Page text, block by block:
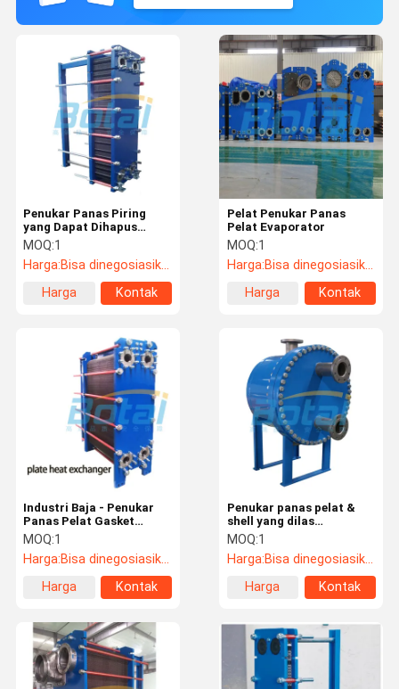
Pelat Penukar Panas
Pelat Evaporator
MOQ:1
Harga:Bisa dinegosiasikan
Harga
Kontak
Penukar Panas Piring
yang Dapat Dihapus
Cocok untuk Cairan
Dingin dan Panas Industri
MOQ:1
Harga:Bisa dinegosiasikan
Harga
Kontak
Penukar panas pelat &
shell yang dilas
sepenuhnya
MOQ:1
Harga:Bisa dinegosiasikan
Harga
Kontak
Industri Baja - Penukar
Panas Pelat Gasket
Khusus yang Dapat
Dilepas
MOQ:1
Harga:Bisa dinegosiasikan
Harga
Kontak